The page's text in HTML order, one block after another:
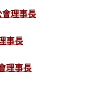
理事長
事長
理事長